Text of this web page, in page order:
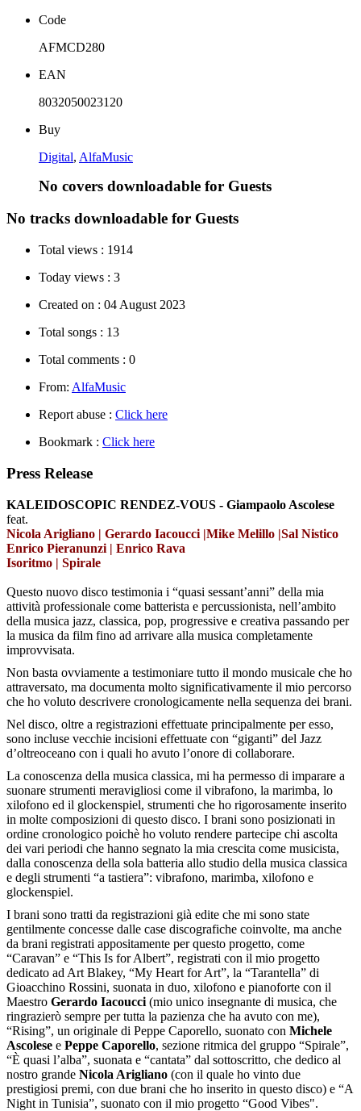
Code
AFMCD280
EAN
8032050023120
Buy
Digital, AlfaMusic
No covers downloadable for Guests
No tracks downloadable for Guests
Total views : 1914
Today views : 3
Created on : 04 August 2023
Total songs : 13
Total comments : 0
From: AlfaMusic
Report abuse : Click here
Bookmark : Click here
Press Release
KALEIDOSCOPIC RENDEZ-VOUS - Giampaolo Ascolese
feat.
Nicola Arigliano | Gerardo Iacoucci |Mike Melillo |Sal Nistico
Enrico Pieranunzi | Enrico Rava
Isoritmo | Spirale
Questo nuovo disco testimonia i “quasi sessant’anni” della mia
attività professionale come batterista e percussionista, nell’ambito
della musica jazz, classica, pop, progressive e creativa passando per
la musica da film fino ad arrivare alla musica completamente
improvvisata.
Non basta ovviamente a testimoniare tutto il mondo musicale che ho
attraversato, ma documenta molto significativamente il mio percorso
che ho voluto descrivere cronologicamente nella sequenza dei brani.
Nel disco, oltre a registrazioni effettuate principalmente per esso,
sono incluse vecchie incisioni effettuate con “giganti” del Jazz
d’oltreoceano con i quali ho avuto l’onore di collaborare.
La conoscenza della musica classica, mi ha permesso di imparare a
suonare strumenti meravigliosi come il vibrafono, la marimba, lo
xilofono ed il glockenspiel, strumenti che ho rigorosamente inserito
in molte composizioni di questo disco. I brani sono posizionati in
ordine cronologico poichè ho voluto rendere partecipe chi ascolta
dei vari periodi che hanno segnato la mia crescita come musicista,
dalla conoscenza della sola batteria allo studio della musica classica
e degli strumenti “a tastiera”: vibrafono, marimba, xilofono e
glockenspiel.
I brani sono tratti da registrazioni già edite che mi sono state
gentilmente concesse dalle case discografiche coinvolte, ma anche
da brani registrati appositamente per questo progetto, come
“Caravan” e “This Is for Albert”, registrati con il mio progetto
dedicato ad Art Blakey, “My Heart for Art”, la “Tarantella” di
Gioacchino Rossini, suonata in duo, xilofono e pianoforte con il
Maestro Gerardo Iacoucci (mio unico insegnante di musica, che
ringrazierò sempre per tutta la pazienza che ha avuto con me),
“Rising”, un originale di Peppe Caporello, suonato con Michele
Ascolese e Peppe Caporello, sezione ritmica del gruppo “Spirale”,
“È quasi l’alba”, suonata e “cantata” dal sottoscritto, che dedico al
nostro grande Nicola Arigliano (con il quale ho vinto due
prestigiosi premi, con due brani che ho inserito in questo disco) e “A
Night in Tunisia”, suonato con il mio progetto “Good Vibes".